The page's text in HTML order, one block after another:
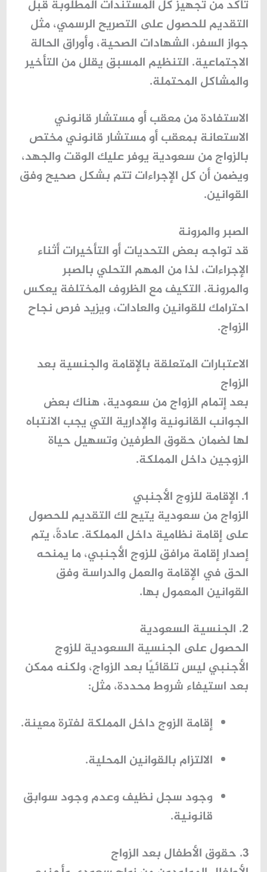
تأكد من تجهيز كل المستندات المطلوبة قبل
التقديم للحصول على التصريح الرسمي، مثل
جواز السفر، الشهادات الصحية، وأوراق الحالة
الاجتماعية. التنظيم المسبق يقلل من التأخير
والمشاكل المحتملة.
الاستفادة من معقب أو مستشار قانوني
الاستعانة بمعقب أو مستشار قانوني مختص
بالزواج من سعودية يوفر عليك الوقت والجهد،
ويضمن أن كل الإجراءات تتم بشكل صحيح وفق
القوانين.
الصبر والمرونة
قد تواجه بعض التحديات أو التأخيرات أثناء
الإجراءات، لذا من المهم التحلي بالصبر
والمرونة. التكيف مع الظروف المختلفة يعكس
احترامك للقوانين والعادات، ويزيد فرص نجاح
الزواج.
الاعتبارات المتعلقة بالإقامة والجنسية بعد
الزواج
بعد إتمام الزواج من سعودية، هناك بعض
الجوانب القانونية والإدارية التي يجب الانتباه
لها لضمان حقوق الطرفين وتسهيل حياة
الزوجين داخل المملكة.
1. الإقامة للزوج الأجنبي
الزواج من سعودية يتيح لك التقديم للحصول
على إقامة نظامية داخل المملكة. عادةً، يتم
إصدارإقامة مرافق للزوج الأجنبي، ما يمنحه
الحق في الإقامة والعمل والدراسة وفق
القوانين المعمول بها.
2. الجنسية السعودية
الحصول على الجنسية السعودية للزوج
الأجنبي ليس تلقائيًا بعد الزواج، ولكنه ممكن
بعد استيفاء شروط محددة، مثل:
إقامة الزوج داخل المملكة لفترة معينة.
الالتزام بالقوانين المحلية.
وجود سجل نظيف وعدم وجود سوابق
قانونية.
3. حقوق الأطفال بعد الزواج